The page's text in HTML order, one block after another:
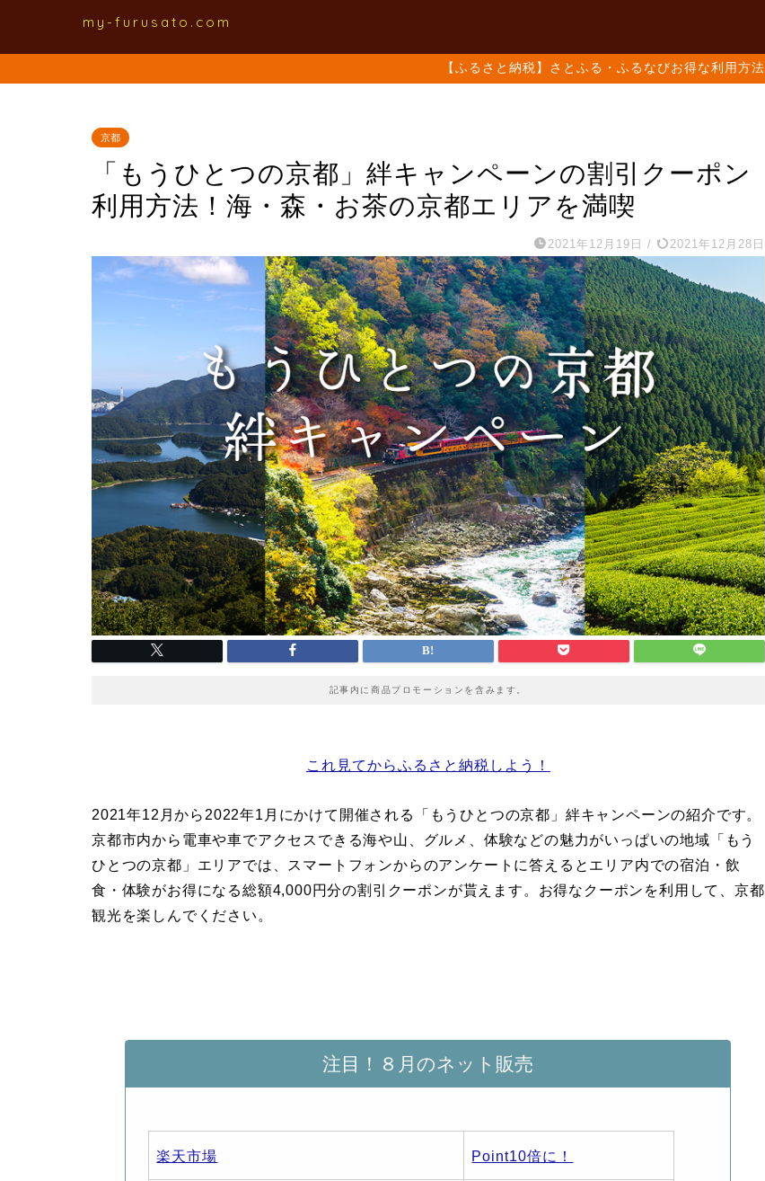
my-furusato.com
【ふるさと納税】さとふる・ふるなびお得な利用方法
京都
「もうひとつの京都」絆キャンペーンの割引クーポン
利用方法！海・森・お茶の京都エリアを満喫
2021年12月19日 / 2021年12月28日
記事内に商品プロモーションを含みます。
これ見てからふるさと納税しよう！
2021年12月から2022年1月にかけて開催される「もうひとつの京都」絆キャンペーンの紹介です。
京都市内から電車や車でアクセスできる海や山、グルメ、体験などの魅力がいっぱいの地域「もう
ひとつの京都」エリアでは、スマートフォンからのアンケートに答えるとエリア内での宿泊・飲
食・体験がお得になる総額4,000円分の割引クーポンが貰えます。お得なクーポンを利用して、京都
観光を楽しんでください。
注目！８月のネット販売
楽天市場 Point10倍に！